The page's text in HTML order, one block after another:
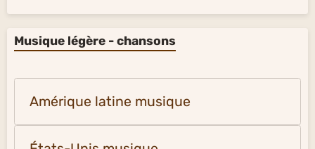
Musique légère - chansons
Amérique latine musique